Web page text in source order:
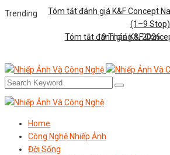
Trending
Tóm tắt đánh giá K&F Concept
(1–9 Stop)
Tóm tắt đánh giá K&F
9 Tháng 8, 2026
Home
Công Nghệ Nhiếp Ảnh
Đời Sống